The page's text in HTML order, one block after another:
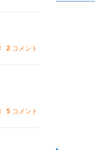
2 コメント
5 コメント